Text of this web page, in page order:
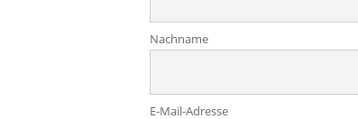
Nachname
E-Mail-Adresse